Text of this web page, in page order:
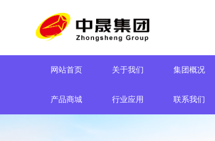
网站首页 关于我们 集团概况
产品商城 行业应用 联系我们